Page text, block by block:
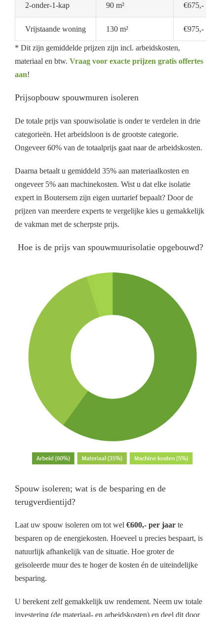
2-onder-1-kap 90 m² €675,-
Vrijstaande woning 130 m² €975,-
* Dit zijn gemiddelde prijzen zijn incl. arbeidskosten,
materiaal en btw. Vraag voor exacte prijzen gratis offertes
aan!
Prijsopbouw spouwmuren isoleren
De totale prijs van spouwisolatie is onder te verdelen in drie
categorieën. Het arbeidsloon is de grootste categorie.
Ongeveer 60% van de totaalprijs gaat naar de arbeidskosten.
Daarna betaalt u gemiddeld 35% aan materiaalkosten en
ongeveer 5% aan machinekosten. Wist u dat elke isolatie
expert in Boutersem zijn eigen uurtarief bepaalt? Door de
prijzen van meerdere experts te vergelijke kies u gemakkelijk
de vakman met de scherpste prijs.
Hoe is de prijs van spouwmuurisolatie opgebouwd?
Spouw isoleren; wat is de besparing en de
terugverdientijd?
Laat uw spouw isoleren om tot wel €600,- per jaar te
besparen op de energiekosten. Hoeveel u precies bespaart, is
natuurlijk afhankelijk van de situatie. Hoe groter de
geïsoleerde muur des te hoger de kosten én de uiteindelijke
besparing.
U berekent zelf gemakkelijk uw rendement. Neem uw totale
investering (de materiaal- en arbeidskosten) en deel dit door